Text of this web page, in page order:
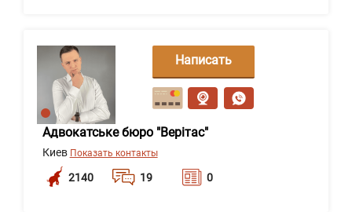
Адвокатське бюро "Верітас"
Киев Показать контакты
2140 19 0
Написать
сообщение